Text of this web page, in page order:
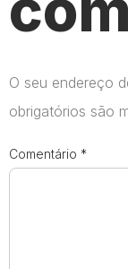
O seu endereço
obrigatórios são
Comentário *